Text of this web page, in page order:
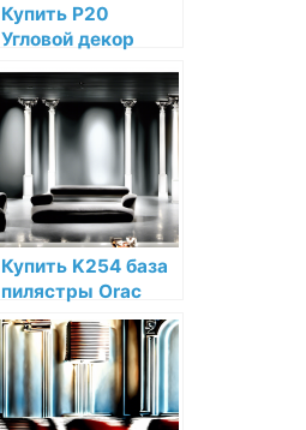
Купить P20
Угловой декор
Дюрополимер по
низкой цене в
интернет-
магазине
Купить K254 база
пилястры Orac
Decor Полиуретан
по низкой цене в
интернет-
магазине